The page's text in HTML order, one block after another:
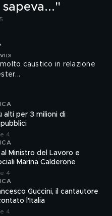
sapeva..."
caustico in relazione
alti per 3 milioni di
4
Ministro del Lavoro e
Marina Calderone
4
Guccini, il cantautore
l'Italia
4